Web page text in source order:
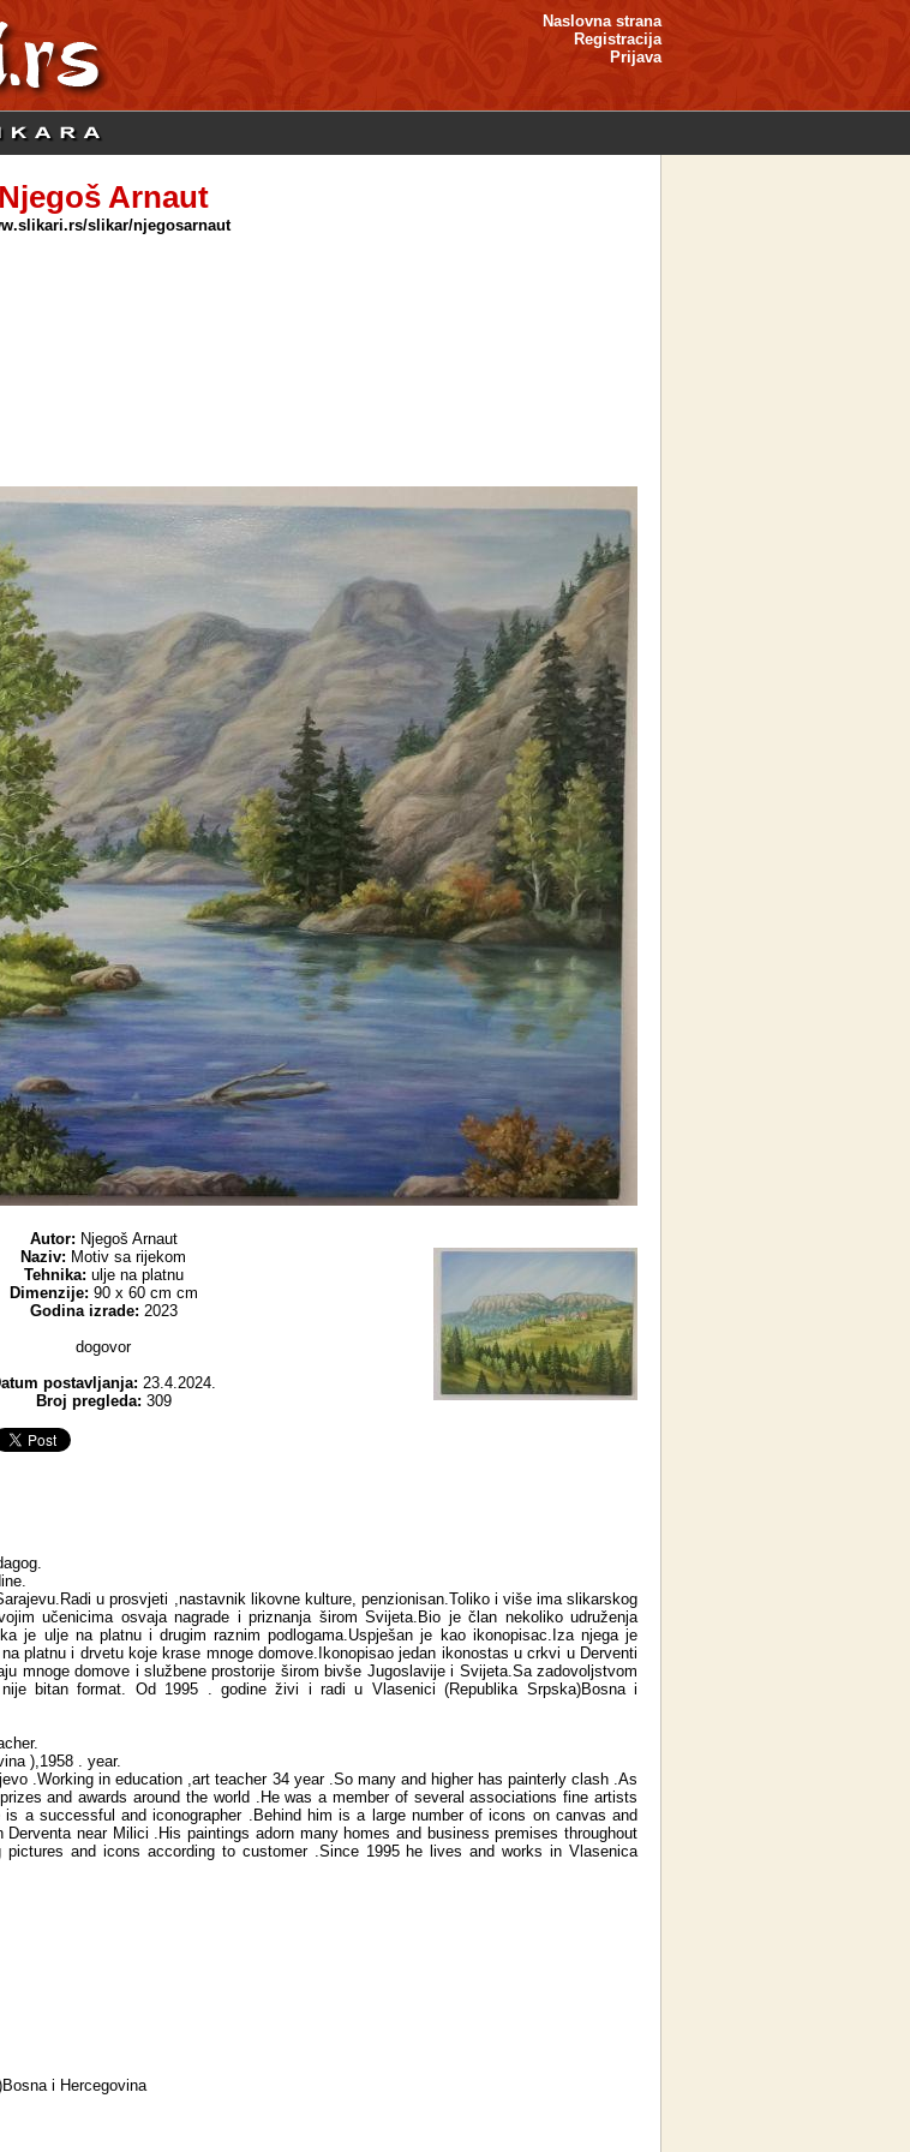
Naslovna strana
Registracija
Prijava
Njegoš Arnaut
slikar/njegosarnaut
Autor: Njegoš Arnaut
Naziv: Motiv sa rijekom
Tehnika: ulje na platnu
Dimenzije: 90 x 60 cm cm
Godina izrade: 2023
dogovor
postavljanja: 23.4.2024.
Broj pregleda: 309
u prosvjeti ,nastavnik likovne kulture, penzionisan.Toliko i više ima slikarskog
učenicima osvaja nagrade i priznanja širom Svijeta.Bio je član nekoliko udruženja
je ulje na platnu i drugim raznim podlogama.Uspješan je kao ikonopisac.Iza njega je
platnu i drvetu koje krase mnoge domove.Ikonopisao jedan ikonostas u crkvi u Derventi
mnoge domove i službene prostorije širom bivše Jugoslavije i Svijeta.Sa zadovoljstvom
bitan format. Od 1995 . godine živi i radi u Vlasenici (Republika Srpska)Bosna i
),1958 . year.
.Working in education ,art teacher 34 year .So many and higher has painterly clash .As
and awards around the world .He was a member of several associations fine artists
a successful and iconographer .Behind him is a large number of icons on canvas and
near Milici .His paintings adorn many homes and business premises throughout
and icons according to customer .Since 1995 he lives and works in Vlasenica
i Hercegovina